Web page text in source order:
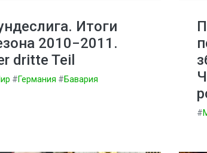
Итоги
2010−2011.
dritte Teil
#Германия #Бавария
#